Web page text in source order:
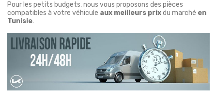
Pour les petits budgets, nous vous proposons des pièces
compatibles à votre véhicule aux meilleurs prixdu marché en
Tunisie.